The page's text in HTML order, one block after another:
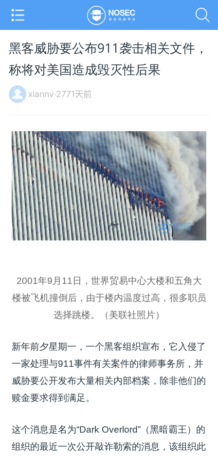
黑客威胁要公布911袭击相关文件，
称将对美国造成毁灭性后果
xiannv·2771天前
2001年9月11日，世界贸易中心大楼和五角大
楼被飞机撞倒后，由于楼内温度过高，很多职员
选择跳楼。（美联社照片）
新年前夕星期一，一个黑客组织宣布，它入侵了
一家处理与911事件有关案件的律师事务所 ，并
威胁要公开发布大量相关内部档案，除非他们的
赎金要求得到满足。
这个消息是名为“Dark Overlord”（黑暗霸王）的
组织的最近一次公开敲诈勒索的消息，该组织此